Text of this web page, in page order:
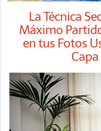
La Técnica
Máximo
en tus Fotos